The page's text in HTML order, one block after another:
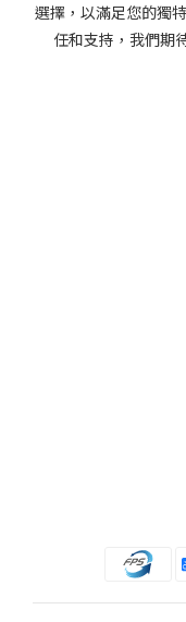
選擇，以滿足您的獨
任和支持，我們期